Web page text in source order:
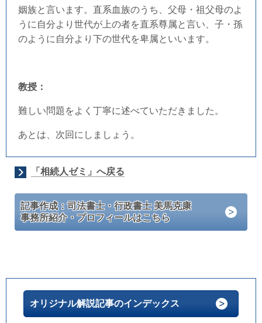
姻族と言います。直系血族のうち、父母・祖父母のよ
うに自分より世代が上の者を直系尊属と言い、子・孫
のように自分より下の世代を卑属といいます。
教授：
難しい問題をよく丁寧に述べていただきました。
あとは、次回にしましょう。
「相続人ゼミ」へ戻る
記事作成：司法書士・行政書士 美馬克康
事務所紹介・プロフィールはこちら
オリジナル解説記事のインデックス